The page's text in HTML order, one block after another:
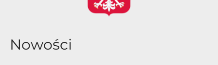
Nowości